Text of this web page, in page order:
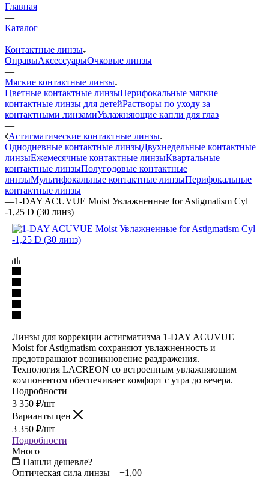
Главная
—
Каталог
—
Контактные линзы
ОправыАксессуарыОчковые линзы
—
Мягкие контактные линзы
Цветные контактные линзыПерифокальные мягкие
контактные линзы для детейРастворы по уходу за
контактными линзамиУвлажняющие капли для глаз
—
Астигматические контактные линзы
Однодневные контактные линзыДвухнедельные контактные
линзыЕжемесячные контактные линзыКвартальные
контактные линзыПолугодовые контактные
линзыМультифокальные контактные линзыПерифокальные
контактные линзы
—1-DAY ACUVUE Moist Увлажненные for Astigmatism Cyl
-1,25 D (30 линз)
Линзы для коррекции астигматизма 1-DAY ACUVUE
Moist for Astigmatism сохраняют увлажненность и
предотвращают возникновение раздражения.
Технология LACREON со встроенным увлажняющим
компонентом обеспечивает комфорт с утра до вечера.
Подробности
3 350 ₽/шт
Варианты цен
3 350 ₽/шт
Подробности
Много
Нашли дешевле?
Оптическая сила линзы—+1,00